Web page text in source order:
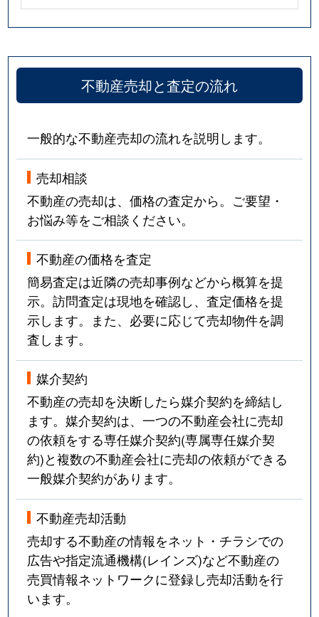
不動産売却と査定の流れ
一般的な不動産売却の流れを説明します。
売却相談
不動産の売却は、価格の査定から。ご要望・
お悩み等をご相談ください。
不動産の価格を査定
簡易査定は近隣の売却事例などから概算を提
示。訪問査定は現地を確認し、査定価格を提
示します。また、必要に応じて売却物件を調
査します。
媒介契約
不動産の売却を決断したら媒介契約を締結し
ます。媒介契約は、一つの不動産会社に売却
の依頼をする専任媒介契約(専属専任媒介契
約)と複数の不動産会社に売却の依頼ができる
一般媒介契約があります。
不動産売却活動
売却する不動産の情報をネット・チラシでの
広告や指定流通機構(レインズ)など不動産の
売買情報ネットワークに登録し売却活動を行
います。